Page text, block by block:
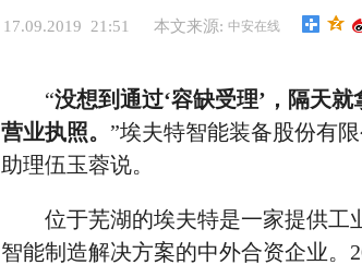
17.09.2019 21:51 本文来源: 中安在线
“没想到通过‘容缺受理’，隔天
营业执照。 ”埃夫特智能装备股份有
助理伍玉蓉说。
位于芜湖的埃夫特是一家提供工
智能制造解决方案的中外合资企业。